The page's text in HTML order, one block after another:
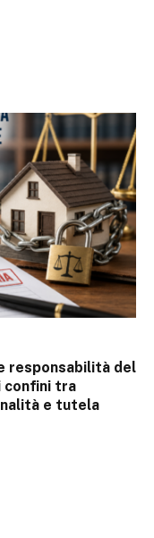
responsabilità del
confini tra
e tutela